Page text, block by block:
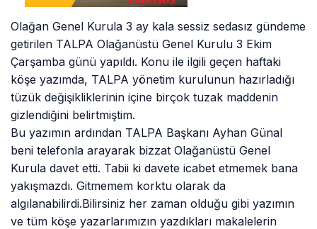
Olağan Genel Kurula 3 ay kala sessiz sedasız gündeme
getirilen TALPA Olağanüstü Genel Kurulu 3 Ekim
Çarşamba günü yapıldı. Konu ile ilgili geçen haftaki
köşe yazımda, TALPA yönetim kurulunun hazırladığı
tüzük değişikliklerinin içine birçok tuzak maddenin
gizlendiğini belirtmiştim.
Bu yazımın ardından TALPA Başkanı Ayhan Günal
beni telefonla arayarak bizzat Olağanüstü Genel
Kurula davet etti. Tabii ki davete icabet etmemek bana
yakışmazdı. Gitmemem korktu olarak da
algılanabilirdi.Bilirsiniz her zaman olduğu gibi yazımın
ve tüm köşe yazarlarımızın yazdıkları makalelerin